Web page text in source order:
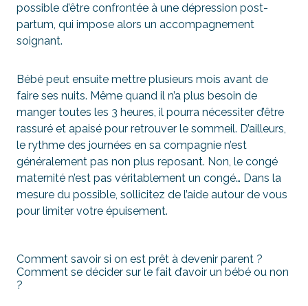
possible d’être confrontée à une dépression post-
partum, qui impose alors un accompagnement
soignant.
Bébé peut ensuite mettre plusieurs mois avant de
faire ses nuits. Même quand il n’a plus besoin de
manger toutes les 3 heures, il pourra nécessiter d’être
rassuré et apaisé pour retrouver le sommeil. D’ailleurs,
le rythme des journées en sa compagnie n’est
généralement pas non plus reposant. Non, le congé
maternité n’est pas véritablement un congé… Dans la
mesure du possible, sollicitez de l’aide autour de vous
pour limiter votre épuisement.
Comment savoir si on est prêt à devenir parent ?
Comment se décider sur le fait d’avoir un bébé ou non
?